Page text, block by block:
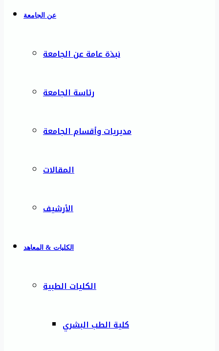
عن الجامعة
نبذة عامة عن الجامعة
رئاسة الجامعة
مديريات وأقسام الجامعة
المقالات
الأرشيف
الكليات & المعاهد
الكليات الطبية
كلية الطب البشري